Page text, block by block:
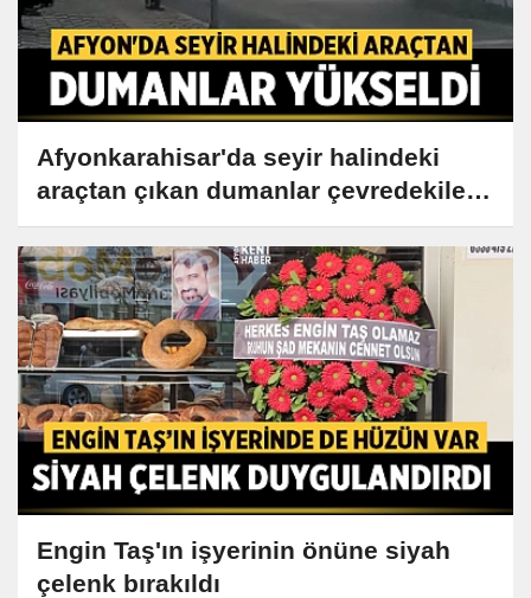
Afyonkarahisar'da seyir halindeki
araçtan çıkan dumanlar çevredekileri
korkuttu
Engin Taş'ın işyerinin önüne siyah
çelenk bırakıldı